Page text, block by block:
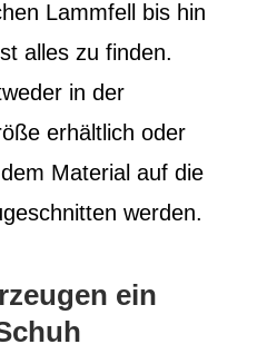
Lammfell bis hin
alles zu finden.
in der
erhältlich oder
Material auf die
werden.
ein